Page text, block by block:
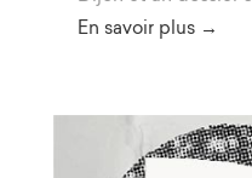
En savoir plus →